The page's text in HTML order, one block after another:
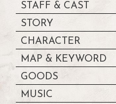
STAFF & CAST
STORY
CHARACTER
MAP & KEYWORD
GOODS
MUSIC